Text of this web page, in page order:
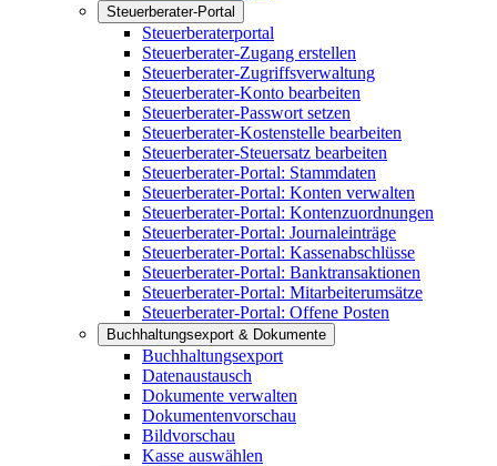
Steuerberater-Portal
Steuerberaterportal
Steuerberater-Zugang erstellen
Steuerberater-Zugriffsverwaltung
Steuerberater-Konto bearbeiten
Steuerberater-Passwort setzen
Steuerberater-Kostenstelle bearbeiten
Steuerberater-Steuersatz bearbeiten
Steuerberater-Portal: Stammdaten
Steuerberater-Portal: Konten verwalten
Steuerberater-Portal: Kontenzuordnungen
Steuerberater-Portal: Journaleinträge
Steuerberater-Portal: Kassenabschlüsse
Steuerberater-Portal: Banktransaktionen
Steuerberater-Portal: Mitarbeiterumsätze
Steuerberater-Portal: Offene Posten
Buchhaltungsexport & Dokumente
Buchhaltungsexport
Datenaustausch
Dokumente verwalten
Dokumentenvorschau
Bildvorschau
Kasse auswählen